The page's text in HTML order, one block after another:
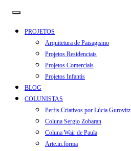
PROJETOS
Arquitetura de Paisagismo
Projetos Residenciais
Projetos Comerciais
Projetos Infantis
BLOG
COLUNISTAS
Perfis Criativos por Lúcia Gurovitz
Coluna Sergio Zobaran
Coluna Wair de Paula
Arte.in.forma